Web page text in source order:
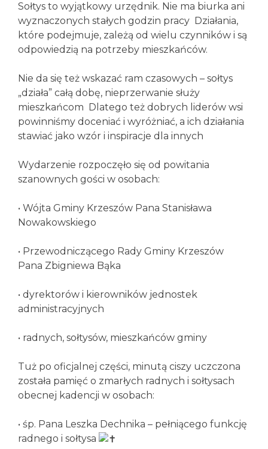
Sołtys to wyjątkowy urzędnik. Nie ma biurka ani
wyznaczonych stałych godzin pracy Działania,
które podejmuje, zależą od wielu czynników i są
odpowiedzią na potrzeby mieszkańców.
Nie da się też wskazać ram czasowych – sołtys
„działa” całą dobę, nieprzerwanie służy
mieszkańcom Dlatego też dobrych liderów wsi
powinniśmy doceniać i wyróżniać, a ich działania
stawiać jako wzór i inspiracje dla innych
Wydarzenie rozpoczęło się od powitania
szanownych gości w osobach:
• Wójta Gminy Krzeszów Pana Stanisława
Nowakowskiego
• Przewodniczącego Rady Gminy Krzeszów
Pana Zbigniewa Bąka
• dyrektorów i kierowników jednostek
administracyjnych
• radnych, sołtysów, mieszkańców gminy
Tuż po oficjalnej części, minutą ciszy uczczona
została pamięć o zmarłych radnych i sołtysach
obecnej kadencji w osobach:
• śp. Pana Leszka Dechnika – pełniącego funkcję
radnego i sołtysa